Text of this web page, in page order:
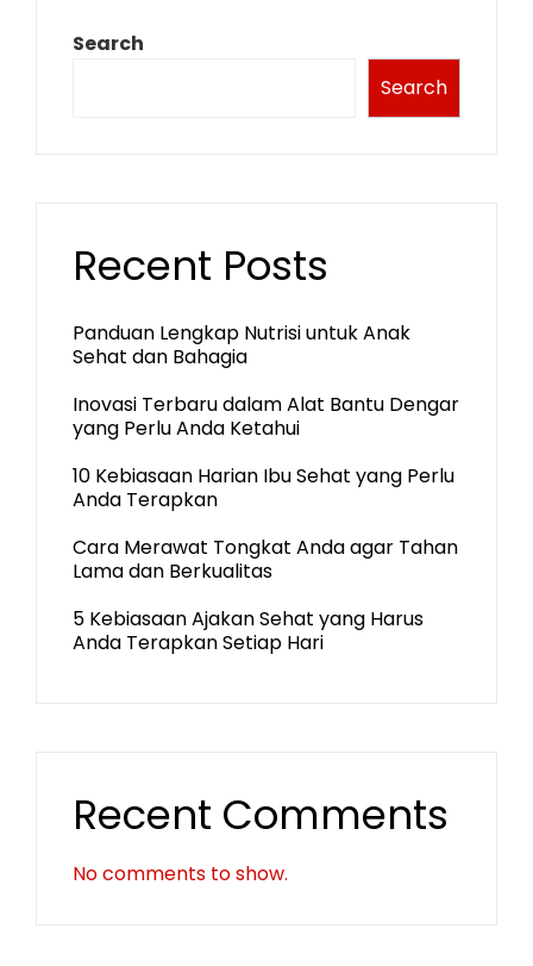
Search
Search
Recent Posts
Panduan Lengkap Nutrisi untuk Anak
Sehat dan Bahagia
Inovasi Terbaru dalam Alat Bantu Dengar
yang Perlu Anda Ketahui
10 Kebiasaan Harian Ibu Sehat yang Perlu
Anda Terapkan
Cara Merawat Tongkat Anda agar Tahan
Lama dan Berkualitas
5 Kebiasaan Ajakan Sehat yang Harus
Anda Terapkan Setiap Hari
Recent Comments
No comments to show.